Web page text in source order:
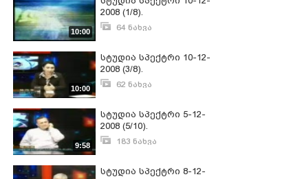
10:00
2008 (1/8).
საზოგადოებრივპოლიტიკური
64 ნახვა
10:00
სტუდია სპექტრი 10-12-
2008 (3/8).
საზოგადოებრივპოლიტიკური
62 ნახვა
9:58
სტუდია სპექტრი 5-12-
2008 (5/10).
საზოგადოებრივპოლიტიკური
183 ნახვა
სტუდია სპექტრი 8-12-